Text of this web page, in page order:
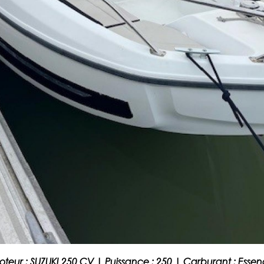
: SUZUKI 250 CV| Puissance : 250| Carburant :